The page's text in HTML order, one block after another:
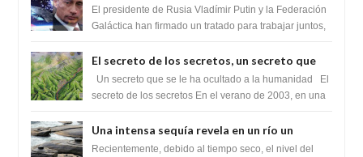
Federación Galactica han firmado un
tratado para acabar con los Sionistas?
El presidente de Rusia Vladímir Putin y la Federación
Galáctica han firmado un tratado para trabajar juntos,
El secreto de los secretos, un secreto que
cambiaría por completo el destino de la
humanidad
Un secreto que se le ha ocultado a la humanidad El
secreto de los secretos En el verano de 2003, en una
Una intensa sequía revela en un río un
impresionante hallazgo de miles de Shiva
Recientemente, debido al tiempo seco, el nivel del